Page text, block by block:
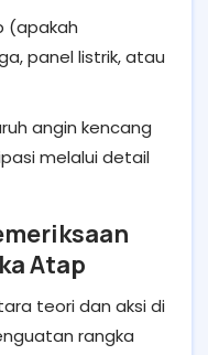
(apakah
panel listrik, atau
angin kencang
melalui detail
Atap
teori dan aksi di
rangka